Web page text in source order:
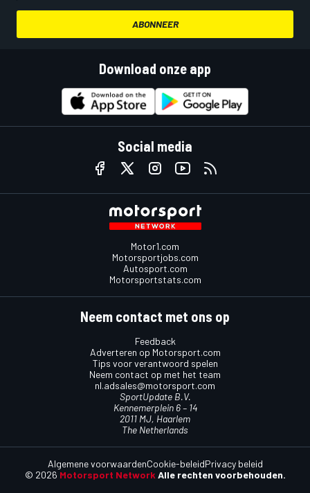
ABONNEER
Download onze app
Social media
Motor1.com
Motorsportjobs.com
Autosport.com
Motorsportstats.com
Neem contact met ons op
Feedback
Adverteren op Motorsport.com
Tips voor verantwoord spelen
Neem contact op met het team
nl.adsales@motorsport.com
SportUpdate B.V.
Kennemerplein 6 – 14
2011 MJ, Haarlem
The Netherlands
© 2026 Motorsport Network Alle rechten voorbehouden.
Algemene voorwaardenCookie-beleidPrivacy beleid